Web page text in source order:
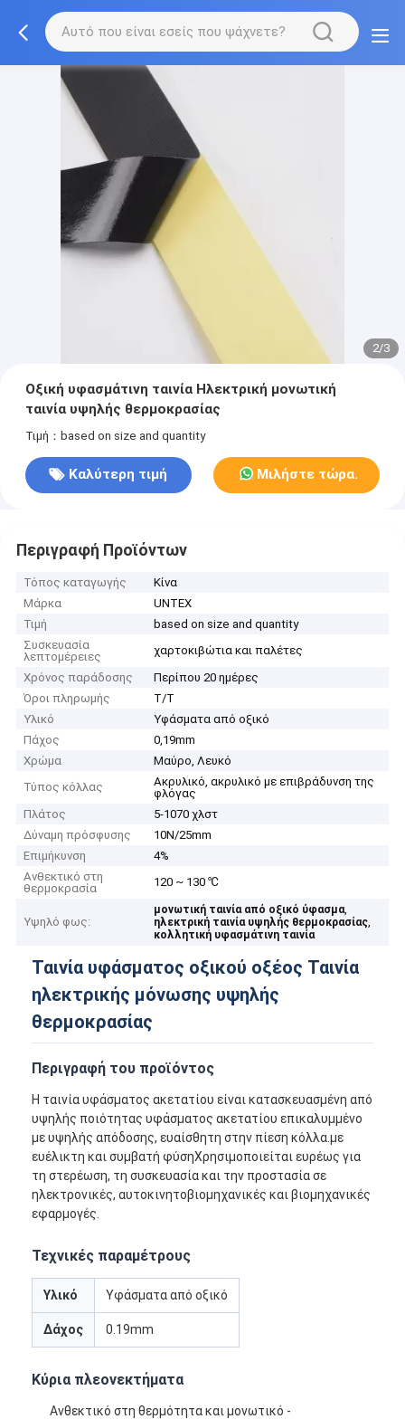
2/3
Οξική υφασμάτινη ταινία Ηλεκτρική μονωτική
ταινία υψηλής θερμοκρασίας
Τιμή：based on size and quantity
Καλύτερη τιμή Μιλήστε τώρα.
Περιγραφή Προϊόντων
Τόπος καταγωγής
Κίνα
Μάρκα
UNTEX
Τιμή
based on size and quantity
Συσκευασία
λεπτομέρειες
χαρτοκιβώτια και παλέτες
Χρόνος παράδοσης
Περίπου 20 ημέρες
Όροι πληρωμής
T/T
Υλικό
Υφάσματα από οξικό
Πάχος
0,19mm
Χρώμα
Μαύρο, Λευκό
Τύπος κόλλας
Ακρυλικό, ακρυλικό με επιβράδυνση της
φλόγας
Πλάτος
5-1070 χλστ
Δύναμη πρόσφυσης
10N/25mm
Επιμήκυνση
4%
Ανθεκτικό στη
θερμοκρασία
120 ~ 130 ℃
Υψηλό φως:
μονωτική ταινία από οξικό ύφασμα,
ηλεκτρική ταινία υψηλής θερμοκρασίας,
κολλητική υφασμάτινη ταινία
Ταινία υφάσματος οξικού οξέος Ταινία
ηλεκτρικής μόνωσης υψηλής
θερμοκρασίας
Περιγραφή του προϊόντος
Η ταινία υφάσματος ακετατίου είναι κατασκευασμένη από
υψηλής ποιότητας υφάσματος ακετατίου επικαλυμμένο
με υψηλής απόδοσης, ευαίσθητη στην πίεση κόλλα.με
ευέλικτη και συμβατή φύσηΧρησιμοποιείται ευρέως για
τη στερέωση, τη συσκευασία και την προστασία σε
ηλεκτρονικές, αυτοκινητοβιομηχανικές και βιομηχανικές
εφαρμογές.
Τεχνικές παραμέτρους
Υλικό Υφάσματα από οξικό
Δάχος 0.19mm
Κύρια πλεονεκτήματα
Ανθεκτικό στη θερμότητα και μονωτικό -